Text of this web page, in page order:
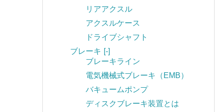
リアアクスル
アクスルケース
ドライブシャフト
ブレーキ [-]
ブレーキライン
電気機械式ブレーキ（EMB）
バキュームポンプ
ディスクブレーキ装置とは